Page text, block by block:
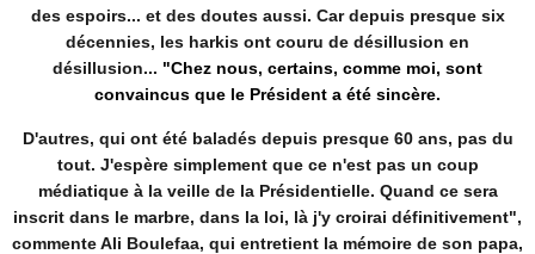
des espoirs... et des doutes aussi. Car depuis presque six
décennies, les harkis ont couru de désillusion en
désillusion... "Chez nous, certains, comme moi, sont
convaincus que le Président a été sincère.
D'autres, qui ont été baladés depuis presque 60 ans, pas du
tout. J'espère simplement que ce n'est pas un coup
médiatique à la veille de la Présidentielle. Quand ce sera
inscrit dans le marbre, dans la loi, là j'y croirai définitivement",
commente Ali Boulefaa, qui entretient la mémoire de son papa,